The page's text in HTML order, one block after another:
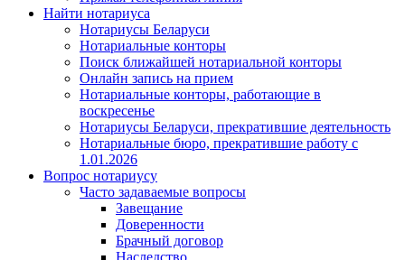
Найти нотариуса
Нотариусы Беларуси
Нотариальные конторы
Поиск ближайшей нотариальной конторы
Онлайн запись на прием
Нотариальные конторы, работающие в
воскресенье
Нотариусы Беларуси, прекратившие деятельность
Нотариальные бюро, прекратившие работу с
1.01.2026
Вопрос нотариусу
Часто задаваемые вопросы
Завещание
Доверенности
Брачный договор
Наследство